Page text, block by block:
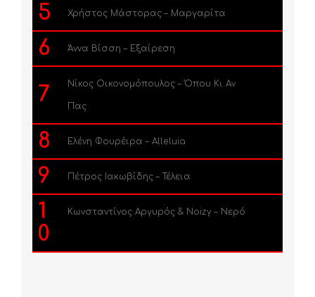
5 Χρήστος Μάστορας – Μαργαρίτα
6 Άννα Βίσση – Εξαίρεση
7 Νίκος Οικονομόπουλος – Όπου Κι Αν
Πας
8 Ελένη Φουρέιρα – Alleluia
9 Πέτρος Ιακωβίδης – Τέλεια
1
0
Κωνσταντίνος Αργυρός & Noizy – Νερό